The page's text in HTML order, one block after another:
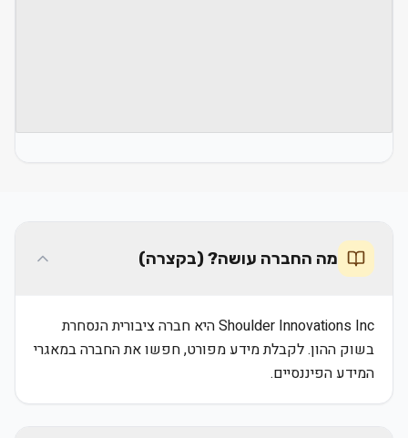
מה החברה עושה? (בקצרה)
Shoulder Innovations Inc היא חברה ציבורית הנסחרת
בשוק ההון. לקבלת מידע מפורט, חפשו את החברה במאגרי
המידע הפיננסיים.